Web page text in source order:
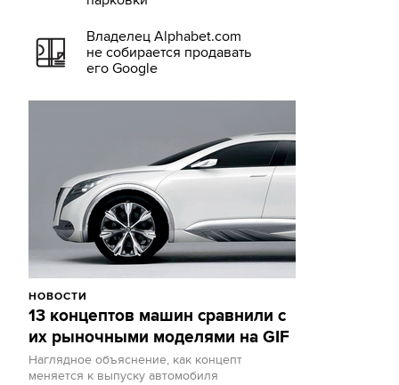
Владелец Alphabet.com
не собирается продавать
его Google
НОВОСТИ
13 концептов машин сравнили с
их рыночными моделями на GIF
Наглядное объяснение, как концепт
меняется к выпуску автомобиля